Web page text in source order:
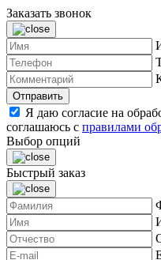
Заказать звонок
Я даю согласие на
соглашаюсь с правилами
Выбор опций
Быстрый заказ